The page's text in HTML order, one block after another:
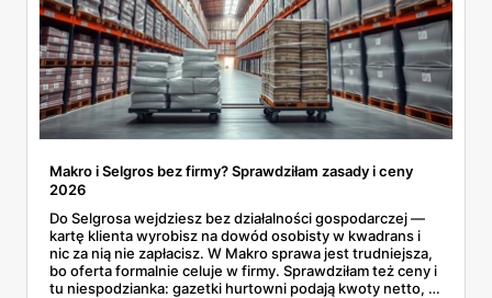
Makro i Selgros bez firmy? Sprawdziłam zasady i ceny
2026
Do Selgrosa wejdziesz bez działalności gospodarczej —
kartę klienta wyrobisz na dowód osobisty w kwadrans i
nic za nią nie zapłacisz. W Makro sprawa jest trudniejsza,
bo oferta formalnie celuje w firmy. Sprawdziłam też ceny i
tu niespodzianka: gazetki hurtowni podają kwoty netto, a